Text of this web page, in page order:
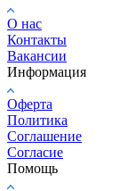
О нас
Контакты
Вакансии
Информация
Оферта
Политика
Соглашение
Согласие
Помощь